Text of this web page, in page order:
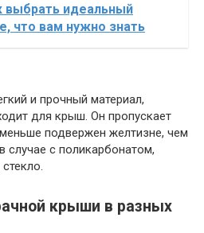
выбрать идеальный
что вам нужно знать
и прочный материал,
для крыш. Он пропускает
подвержен желтизне, чем
случае с поликарбонатом,
крыши в разных